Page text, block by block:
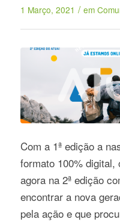
1 Março, 2021 / em
Com a 1ª edição a
formato 100% digital,
agora na 2ª edição
encontrar a nova
pela ação e que